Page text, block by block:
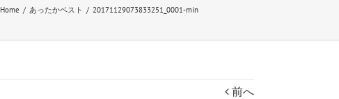
Home / あったかベスト / 20171129073833251_0001-min
前へ